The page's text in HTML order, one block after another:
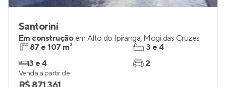
Santorini
Em construção em Alto do Ipiranga, Mogi das Cruzes
87 e 107 m²
3 e 4
3 e 4
2
Venda a partir de